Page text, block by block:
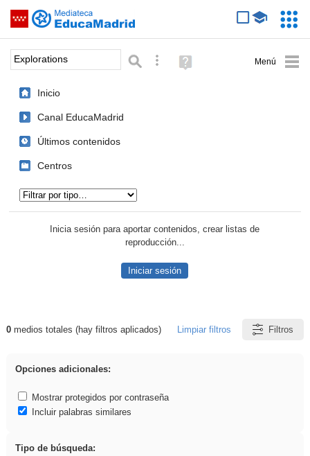
Saltar navegación
Palabra o frase: Búsqueda avanzada
Ayuda
(en
Inicio
Canal EducaMadrid
Últimos contenidos
Centros
Inicia sesión para aportar contenidos, crear listas de
reproducción...
Iniciar sesión
Resultados de: Explorations
0medios totales (hay filtros aplicados) Limpiar filtros Filtros
Opciones adicionales:
Mostrar protegidos por contraseña
Incluir palabras similares
Tipo de búsqueda: